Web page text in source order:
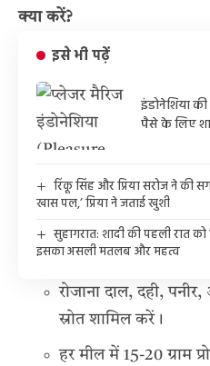
क्या करें?
इसे भी पढ़ें
इंडोनेशिया
पैसे के लिए
रिंकू सिंह और प्रिया सरोज ने की
खास पल,’ प्रिया ने जताई खुशी
सुहागरात: शादी की पहली रात
इसका असली मतलब और महत्व
रोजाना दाल, दही,
स्रोत शामिल करें।
हर मील में 15-20 ग्राम